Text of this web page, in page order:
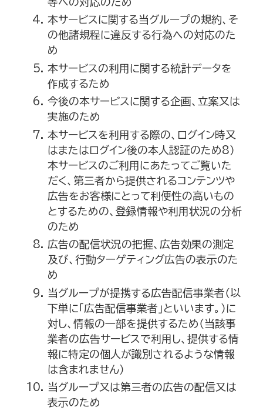
本サービスに関する当グループの規約、そ
の他諸規程に違反する行為への対応のた
め
本サービスの利用に関する統計データを
作成するため
今後の本サービスに関する企画、立案又は
実施のため
本サービスを利用する際の、ログイン時又
はまたはログイン後の本人認証のため8）
本サービスのご利用にあたってご覧いた
だく、第三者から提供されるコンテンツや
広告をお客様にとって利便性の高いもの
とするための、登録情報や利用状況の分析
のため
広告の配信状況の把握、広告効果の測定
及び、行動ターゲティング広告の表示のた
め
当グループが提携する広告配信事業者（以
下単に「広告配信事業者」といいます。）に
対し、情報の一部を提供するため（当該事
業者の広告サービスで利用し、提供する情
報に特定の個人が識別されるような情報
は含まれません）
当グループ又は第三者の広告の配信又は
表示のため